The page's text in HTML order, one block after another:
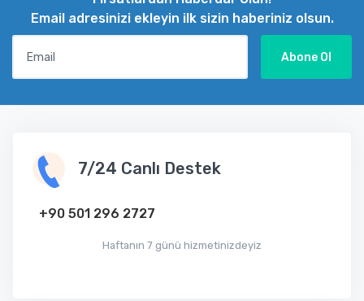
Email adresinizi ekleyin ilk sizin haberiniz olsun.
Abone Ol
7/24 Canlı Destek
+90 501 296 2727
Haftanın 7 günü hizmetinizdeyiz